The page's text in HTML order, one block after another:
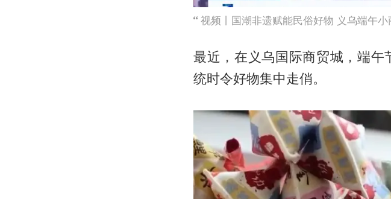
视频丨国潮非遗赋能民俗好物 义乌端午
最近，在义乌国际商贸城，端
统时令好物集中走俏。